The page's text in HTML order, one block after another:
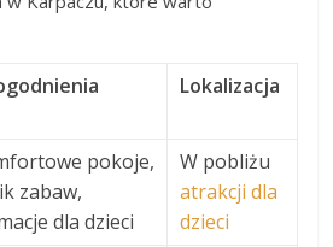
Lokalizacja
pokoje,
zabaw,
dla dzieci
W pobliżu
atrakcji dla
dzieci